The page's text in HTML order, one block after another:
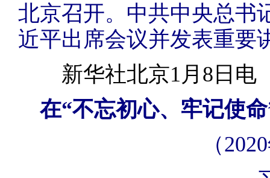
北京召开。中共中央总书
近平出席会议并发表重要
新华社北京1月8日电
在“不忘初心、牢记使
（